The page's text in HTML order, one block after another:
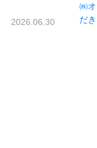
2026.06.30
㈱
だ